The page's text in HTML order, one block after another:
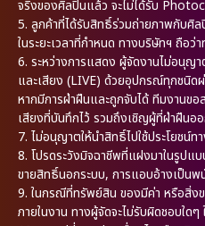
จริงของศิลปินแล้ว จะไม่ได้รับ
5. ลูกค้าที่ได้รับสิทธิ์ร่วมถ่ายภาพกับศิ
ในระยะเวลาที่กำหนด ทางบริษัทฯ ถือว่
6. ระหว่างการแสดง ผู้จัดงานไม่อนุญ
และเสียง (LIVE) ด้วยอุปกรณ์ทุกชนิด
หากมีการฝ่าฝืนและถูกจับได้ ทีมงานข
เสียงที่บันทึกไว้ รวมถึงเชิญผู้ที่ฝ่าฝืนอ
7. ไม่อนุญาตให้นำสิทธิ์ไปใช้ประโยชน์ท
8. โปรดระวังมิจฉาชีพที่แฝงมาในรูปแ
ขายสิทธิ์นอกระบบ, การแอบอ้างเป็น
9. ในกรณีที่ทรัพย์สิน ของมีค่า หรือสิ่ง
ภายในงาน ทางผู้จัดจะไม่รับผิดชอบใด